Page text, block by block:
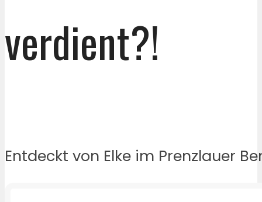
verdient?!
Entdeckt von Elke im Prenzlauer